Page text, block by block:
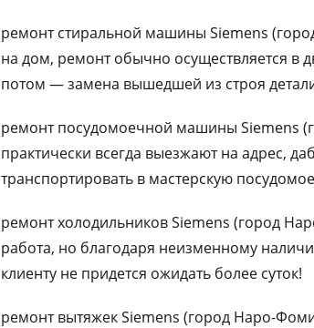
ремонт стиральной машины Siemens
на дом, ремонт обычно осуществляется в
потом — замена вышедшей из строя
ремонт посудомоечной машины Siemens
практически всегда выезжают на адрес,
транспортировать в мастерскую
ремонт холодильников Siemens (город
работа, но благодаря неизменному
клиенту не придется ожидать более суток!
ремонт вытяжек Siemens (город Наро-